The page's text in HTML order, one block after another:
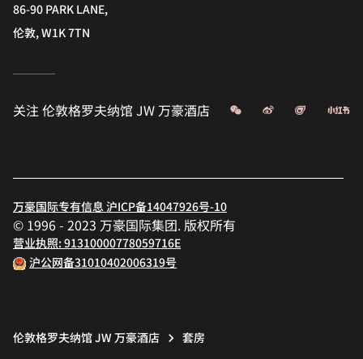
86-90 PARK LANE,
伦敦, W1K 7TN
关注伦敦格罗夫纳馆 JW 万豪酒店 微信 微博 飞猪
万豪国际专有信息 沪ICP备14047926号-10
© 1996 - 2023 万豪国际集团. 版权所有
营业执照: 91310000778059716E
沪公网备31010402006319号
伦敦格罗夫纳馆 JW 万豪酒店 套房